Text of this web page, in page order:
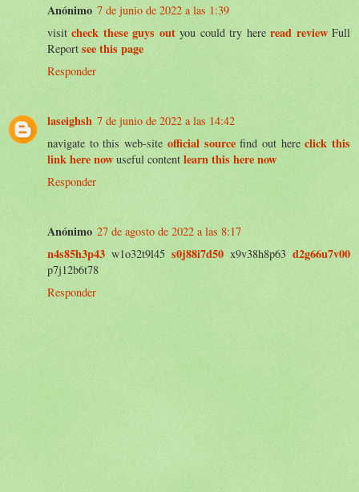
Anónimo 7 de junio de 2022 a las 1:39
visitcheck these guys outyou could try hereread reviewFull
Report see this page
Responder
laseighsh 7 de junio de 2022 a las 14:42
navigate to this web-site official sourcefind out hereclick this
link here now useful content learn this here now
Responder
Anónimo 27 de agosto de 2022 a las 8:17
n4s85h3p43 w1o32t9l45 s0j88i7d50 x9v38h8p63 d2g66u7v00
p7j12b6t78
Responder